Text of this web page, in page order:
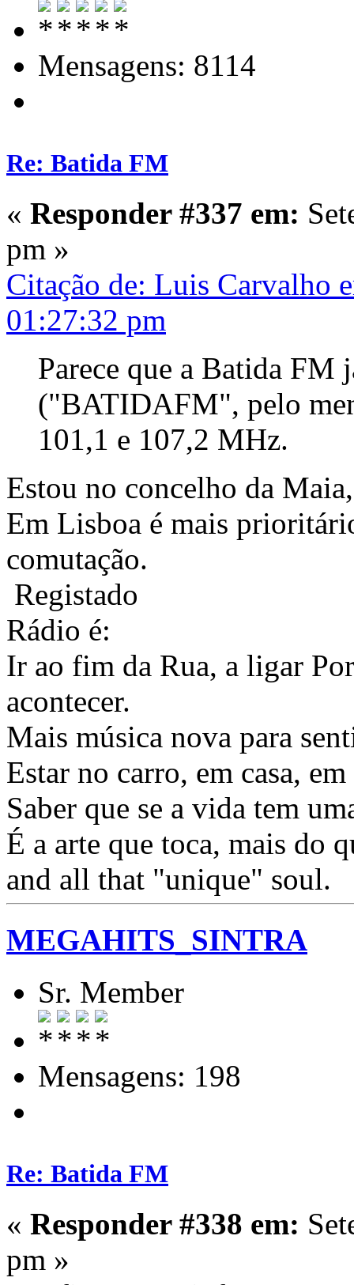
Mensagens: 8114
Re: Batida FM
« Responder #337 em:
pm »
Citação de: Luis Carvalho
01:27:32 pm
Parece que a Batida FM
("BATIDAFM", pelo
101,1 e 107,2 MHz.
Estou no concelho da
Em Lisboa é mais
comutação.
Registado
Rádio é:
Ir ao fim da Rua, a ligar
acontecer.
Mais música nova para
Estar no carro, em casa,
Saber que se a vida tem
É a arte que toca, mais do
and all that "unique" soul.
MEGAHITS_SINTRA
Sr. Member
Mensagens: 198
Re: Batida FM
« Responder #338 em:
pm »